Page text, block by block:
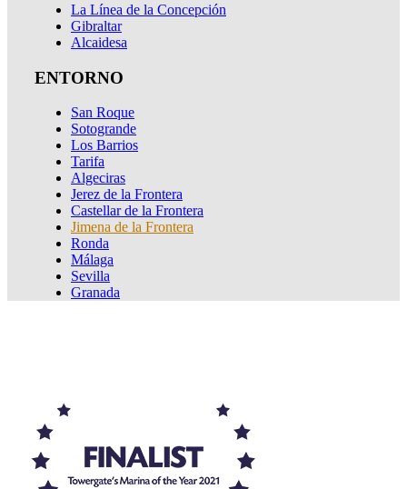
La Línea de la Concepción
Gibraltar
Alcaidesa
ENTORNO
San Roque
Sotogrande
Los Barrios
Tarifa
Algeciras
Jerez de la Frontera
Castellar de la Frontera
Jimena de la Frontera
Ronda
Málaga
Sevilla
Granada